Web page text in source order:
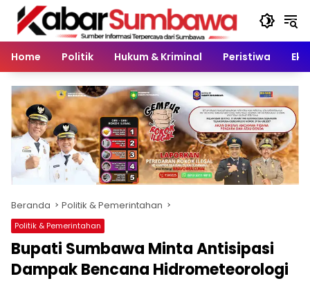
Langsung
konten
Home
Politik Hukum & Kriminal Peristiwa
Beranda Politik & Pemerintahan
Politik & Pemerintahan
Bupati Sumbawa Minta Antisipasi
Dampak Bencana Hidrometeorologi